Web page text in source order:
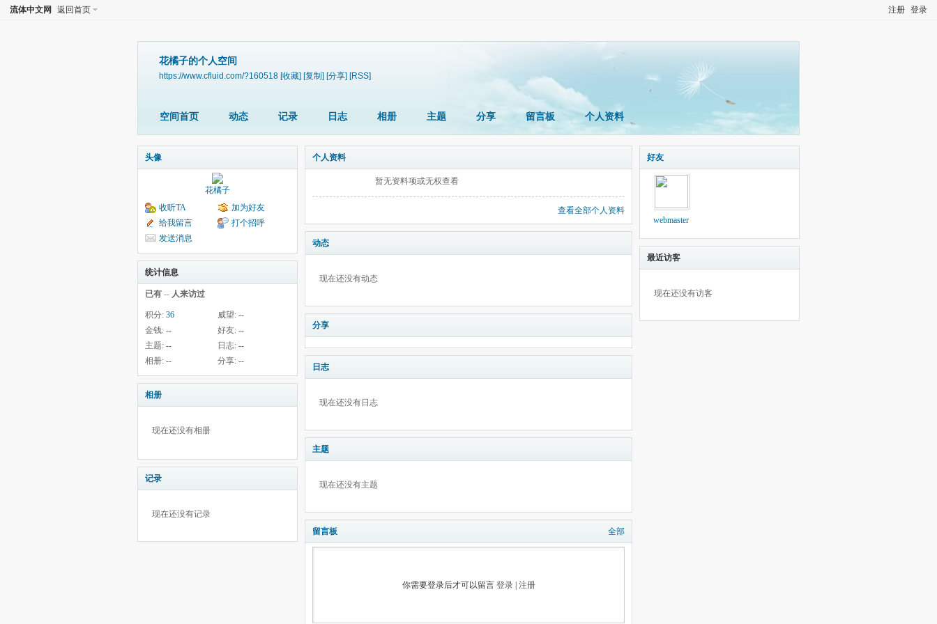
注册 登录
流体中文网 返回首页
花橘子的个人空间
https://www.cfluid.com/?160518 [收藏] [复制] [分享] [RSS]
空间首页 动态 记录 日志 相册 主题 分享 留言板 个人资料
头像
花橘子
收听TA
加为好友
给我留言
打个招呼
发送消息
统计信息
已有 -- 人来访过
积分: 36 威望: --
金钱: -- 好友: --
主题: -- 日志: --
相册: -- 分享: --
相册
现在还没有相册
记录
现在还没有记录
个人资料
暂无资料项或无权查看
查看全部个人资料
动态
现在还没有动态
分享
日志
现在还没有日志
主题
现在还没有主题
留言板 全部
你需要登录后才可以留言 登录| 注册
好友
webmaster
最近访客
现在还没有访客